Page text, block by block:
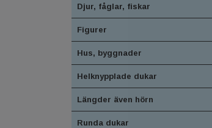
Djur, fåglar, fiskar
Figurer
Hus, byggnader
Helknypplade dukar
Längder även hörn
Runda dukar